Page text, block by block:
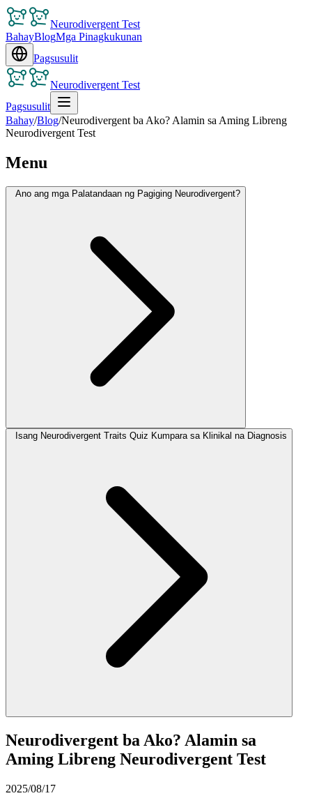
Neurodivergent Test
BahayBlogMga Pinagkukunan
Pagsusulit
Neurodivergent Test
Pagsusulit
Bahay/Blog/Neurodivergent ba Ako? Alamin sa Aming Libreng
Neurodivergent Test
Menu
Ano ang mga Palatandaan ng Pagiging Neurodivergent?
Isang Neurodivergent Traits Quiz Kumpara sa Klinikal na Diagnosis
Neurodivergent ba Ako? Alamin sa
Aming Libreng Neurodivergent Test
2025/08/17